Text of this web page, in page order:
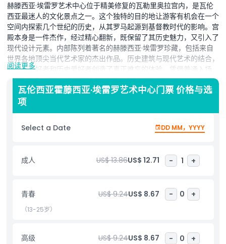
赫滕西亚·埃雷罗艺术中心位于精美修复的瓦勒里奥拉宫内，是瓦伦
西亚最迷人的文化景点之一。这个独特的目的地让游客有机会在一个
空间内探索几个世纪的历史，从其罗马起源到基督教时代的影响。宫
殿本身是一件杰作，经过精心翻新，既保留了其历史魅力，又引入了
现代设计元素。内部陈列着著名的赫滕西亚·埃雷罗珍藏，包括来自
世界各地顶尖当代艺术家的杰出作品。历史建筑与现代艺术的结合，
为艺术爱好者和历史爱好者创造了真正难忘的体验。凭借普通入场
券，游客可以按照自己的节奏探索建筑，充分欣赏场所背后的细节、
隐秘角落和引人入胜的故事。每个房间都反映了瓦伦西亚丰富文化遗
产的不同篇章。无论您对艺术、历史还是建筑感兴趣，赫滕西亚·埃
雷罗艺术中心都能在瓦伦西亚市中心提供完美的体验。这是一个不可
错过的景点，巧妙地将过去与现在连接起来。
儿童成人政策
排除项
阅读更多
瓦伦西亚霍藤西亚·埃雷罗艺术中心门票 价格与选
项
Select a Date DD MM，YYYY
成人 US$ 13.86US$ 12.71 - 1 +
青春 US$ 9.24US$ 8.67 - 0 +
（13-25岁）
高级 US$ 9.24US$ 8.67 - 0 +